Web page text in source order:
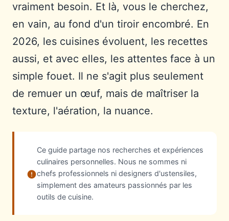
vraiment besoin. Et là, vous le cherchez,
en vain, au fond d'un tiroir encombré. En
2026, les cuisines évoluent, les recettes
aussi, et avec elles, les attentes face à un
simple fouet. Il ne s'agit plus seulement
de remuer un œuf, mais de maîtriser la
texture, l'aération, la nuance.
Ce guide partage nos recherches et expériences
culinaires personnelles. Nous ne sommes ni
chefs professionnels ni designers d'ustensiles,
simplement des amateurs passionnés par les
outils de cuisine.